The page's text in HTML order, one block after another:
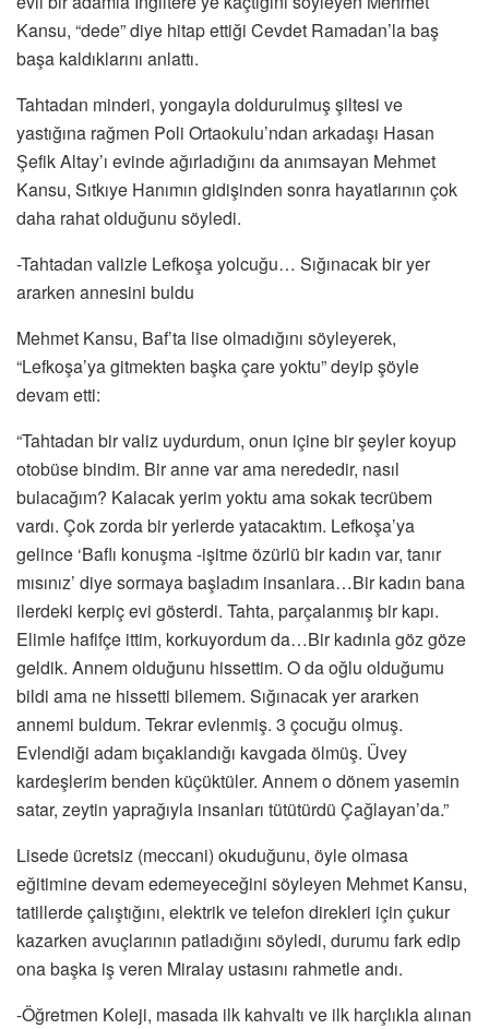
Kansu, “dede” diye hitap ettiği Cevdet Ramadan’la baş
başa kaldıklarını anlattı.
Tahtadan minderi, yongayla doldurulmuş şiltesi ve
yastığına rağmen Poli Ortaokulu’ndan arkadaşı Hasan
Şefik Altay’ı evinde ağırladığını da anımsayan Mehmet
Kansu, Sıtkıye Hanımın gidişinden sonra hayatlarının çok
daha rahat olduğunu söyledi.
-Tahtadan valizle Lefkoşa yolcuğu… Sığınacak bir yer
ararken annesini buldu
Mehmet Kansu, Baf’ta lise olmadığını söyleyerek,
“Lefkoşa’ya gitmekten başka çare yoktu” deyip şöyle
devam etti:
“Tahtadan bir valiz uydurdum, onun içine bir şeyler koyup
otobüse bindim. Bir anne var ama nerededir, nasıl
bulacağım? Kalacak yerim yoktu ama sokak tecrübem
vardı. Çok zorda bir yerlerde yatacaktım. Lefkoşa’ya
gelince ‘Baflı konuşma -işitme özürlü bir kadın var, tanır
mısınız’ diye sormaya başladım insanlara…Bir kadın bana
ilerdeki kerpiç evi gösterdi. Tahta, parçalanmış bir kapı.
Elimle hafifçe ittim, korkuyordum da…Bir kadınla göz göze
geldik. Annem olduğunu hissettim. O da oğlu olduğumu
bildi ama ne hissetti bilemem. Sığınacak yer ararken
annemi buldum. Tekrar evlenmiş. 3 çocuğu olmuş.
Evlendiği adam bıçaklandığı kavgada ölmüş. Üvey
kardeşlerim benden küçüktüler. Annem o dönem yasemin
satar, zeytin yaprağıyla insanları tütütürdü Çağlayan’da.”
Lisede ücretsiz (meccani) okuduğunu, öyle olmasa
eğitimine devam edemeyeceğini söyleyen Mehmet Kansu,
tatillerde çalıştığını, elektrik ve telefon direkleri için çukur
kazarken avuçlarının patladığını söyledi, durumu fark edip
ona başka iş veren Miralay ustasını rahmetle andı.
-Öğretmen Koleji, masada ilk kahvaltı ve ilk harçlıkla alınan